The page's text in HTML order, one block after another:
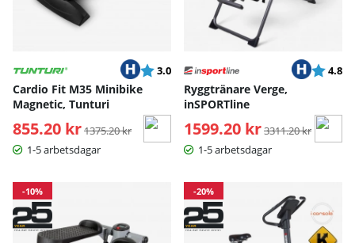
Betyg:
3.0 utav 5 stjärnor
Cardio Fit M35 Minibike
Magnetic, Tunturi
855.20 kr Ordinarie pris:
1375.20 kr
1-5 arbetsdagar
Betyg:
4.8
Ryggtränare Verge,
inSPORTline
1599.20 kr Ordinarie pris:
3311.20 kr
1-5 arbetsdagar
-10% -20%